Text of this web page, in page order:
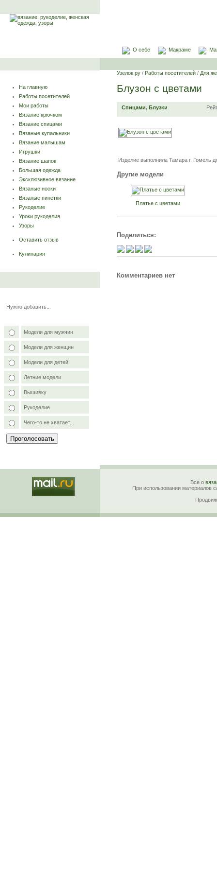
О себе Макраме
На главную
Работы посетителей
Мои работы
Вязание крючком
Вязание спицами
Вязаные купальники
Вязание малышам
Игрушки
Вязание шапок
Большая одежда
Эксклюзивное вязание
Вязаные носки
Вязаные пинетки
Рукоделие
Уроки рукоделия
Узоры
Оставить отзыв
Кулинария
Нужно добавить...
Модели для мужчин
Модели для женщин
Модели для детей
Летние модели
Вышивку
Рукоделие
Чего-то не хватает...
Узелок.ру / Работы посетителей / Для
Блузон с цветами
Спицами, Блузки
Изделие выполнила Тамара г. Гомель
Другие модели
Платье с цветами
Поделиться:
Комментариев нет
Все о
При использовании материалов